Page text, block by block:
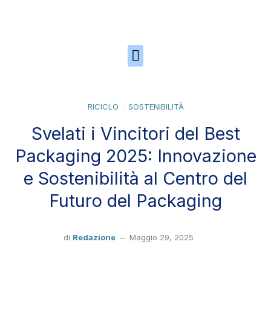
RICICLO SOSTENIBILITÀ
Svelati i Vincitori del Best
Packaging 2025: Innovazione
e Sostenibilità al Centro del
Futuro del Packaging
di Redazione– Maggio 29, 2025